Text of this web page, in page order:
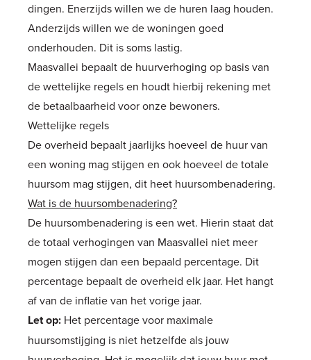
dingen. Enerzijds willen we de huren laag houden.
Anderzijds willen we de woningen goed
onderhouden. Dit is soms lastig.
Maasvallei bepaalt de huurverhoging op basis van
de wettelijke regels en houdt hierbij rekening met
de betaalbaarheid voor onze bewoners.
Wettelijke regels
De overheid bepaalt jaarlijks hoeveel de huur van
een woning mag stijgen en ook hoeveel de totale
huursom mag stijgen, dit heet huursombenadering.
Wat is de huursombenadering?
De huursombenadering is een wet. Hierin staat dat
de totaal verhogingen van Maasvallei niet meer
mogen stijgen dan een bepaald percentage. Dit
percentage bepaalt de overheid elk jaar. Het hangt
af van de inflatie van het vorige jaar.
Let op: Het percentage voor maximale
huursomstijging is niet hetzelfde als jouw